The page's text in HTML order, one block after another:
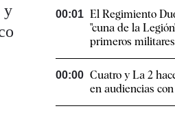
y
00:01 El Regimiento
"cuna de la
primeros
00:00 Cuatro y La 2
en audiencias